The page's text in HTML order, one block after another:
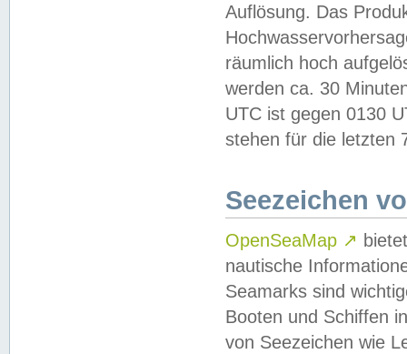
Auflösung. Das
räumlich hoch
werden ca. 30
UTC ist gegen 0130
stehen für die letzten
Seezeichen
OpenSeaMap ↗
nautische
Seamarks sind
Booten und Schiffen
von Seezeichen wie